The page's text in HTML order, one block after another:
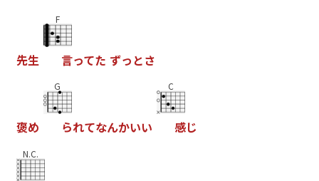
先生
F
言ってた ずっ とさ
褒め
G
られてなんかいい
C
感じ
N.C.